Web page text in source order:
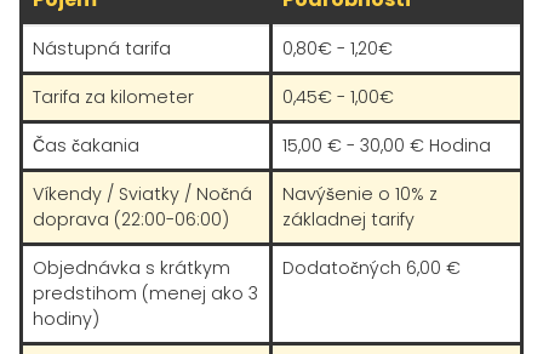
Nástupná tarifa
0,80€ - 1,20€
Tarifa za kilometer
0,45€ - 1,00€
Čas čakania
15,00 € - 30,00 € Hodina
Víkendy / Sviatky / Nočná
doprava (22:00-06:00)
Navýšenie o 10% z
základnej tarify
Objednávka s krátkym
predstihom (menej ako 3
hodiny)
Dodatočných 6,00 €